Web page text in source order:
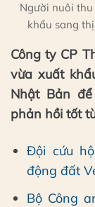
Người nuôi
khẩu sang
Công ty CP
vừa xuất
Nhật Bản
phản hồi tốt
Đội cứu
động đất
Bộ Công